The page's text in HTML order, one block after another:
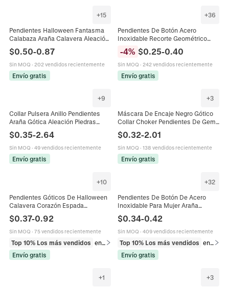
+15
Pendientes Halloween Fantasma
Calabaza Araña Calavera Aleación
Gótico Fiesta Disfraz Joyería Para
Mujeres Hombres
$0.50-0.87
Sin MOQ · 202 vendidos recientemente
Envío gratis
+36
Pendientes De Botón Acero
Inoxidable Recorte Geométrico
Árbol Navidad Reno Abeja Flor
Corazón Estrella Luna Joyería
Halloween Mujer
-4% $0.25-0.40
Sin MOQ · 242 vendidos recientemente
Envío gratis
+9
Collar Pulsera Anillo Pendientes
Araña Gótica Aleación Piedras
Rojas Cuentas Negras Halloween
Punk Joyería Para Mujeres
$0.35-2.64
Sin MOQ · 49 vendidos recientemente
Envío gratis
+3
Máscara De Encaje Negro Gótico
Collar Choker Pendientes De Gema
Pulsera Anillo Halloween
Mascarada Accesorios De Fiesta
$0.32-2.01
Sin MOQ · 138 vendidos recientemente
Envío gratis
+10
Pendientes Góticos De Halloween
Calavera Corazón Espada
Poste De Acero Inoxidable Punk
$0.37-0.92
Sin MOQ · 75 vendidos recientemente
Top 10% Los más vendidos
en Pendientes
Envío gratis
+32
Pendientes De Botón De Acero
Inoxidable Para Mujer Araña
Joyería Punk Halloween
$0.34-0.42
Sin MOQ · 409 vendidos recientemente
Top 10% Los más vendidos
Envío gratis
+1 +3